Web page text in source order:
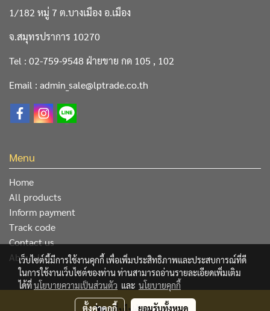
1/182 หมู่ 7 ต.บางเมือง อ.เมือง
จ.สมุทรปราการ 10270
Tel : 02-759-9548 ฝ่ายขาย กด 105 , 102
Email : admin_sale@lptrade.co.th
Menu
Home
All products
Inform payment
Track code
Contact us
About Us
@ Copyright 2019 All Rights Reserved. L&P Trading Center
เว็บไซต์นี้มีการใช้งานคุกกี้ เพื่อเพิ่มประสิทธิภาพและประสบการณ์ที่ดี
ในการใช้งานเว็บไซต์ของท่าน ท่านสามารถอ่านรายละเอียดเพิ่มเติม
ได้ที่นโยบายความเป็นส่วนตัว และ นโยบายคุกกี้
ตั้งค่าคุกกี้ ยอมรับทั้งหมด